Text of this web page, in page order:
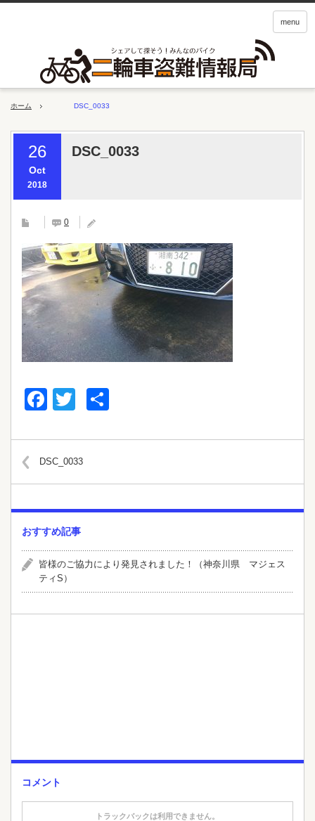
menu
ホーム DSC_0033
26
Oct
2018
DSC_0033
0
Facebook
Twitter
DSC_0033
おすすめ記事
皆様のご協力により発見されました！（神奈川県 マジェス
ティS）
コメント
トラックバックは利用できません。